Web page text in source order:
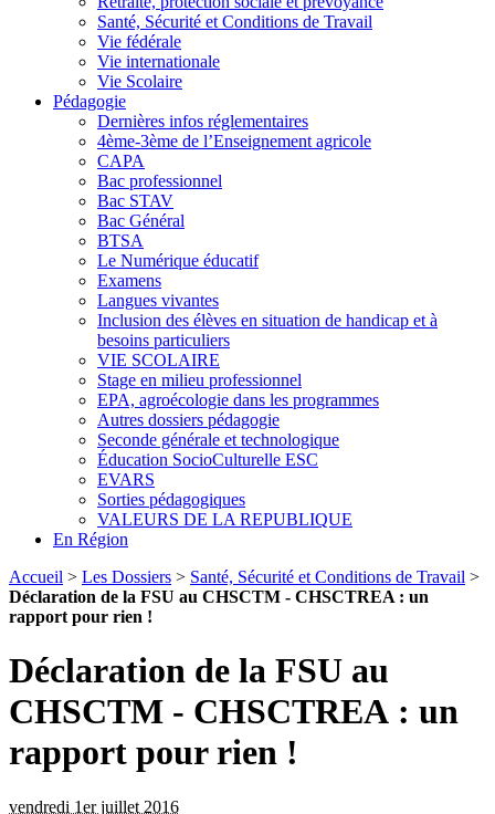
Santé, Sécurité et Conditions de Travail
Vie fédérale
Vie internationale
Vie Scolaire
Pédagogie
Dernières infos réglementaires
4ème-3ème de l’Enseignement agricole
CAPA
Bac professionnel
Bac STAV
Bac Général
BTSA
Le Numérique éducatif
Examens
Langues vivantes
Inclusion des élèves en situation de handicap et à
besoins particuliers
VIE SCOLAIRE
Stage en milieu professionnel
EPA, agroécologie dans les programmes
Autres dossiers pédagogie
Seconde générale et technologique
Éducation SocioCulturelle ESC
EVARS
Sorties pédagogiques
VALEURS DE LA REPUBLIQUE
En Région
Accueil > Les Dossiers > Santé, Sécurité et Conditions de Travail >
Déclaration de la FSU au CHSCTM - CHSCTREA : un
rapport pour rien !
Déclaration de la FSU au
CHSCTM - CHSCTREA : un
rapport pour rien !
vendredi 1er juillet 2016